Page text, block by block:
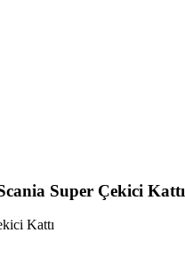
Super Çekici Kattı